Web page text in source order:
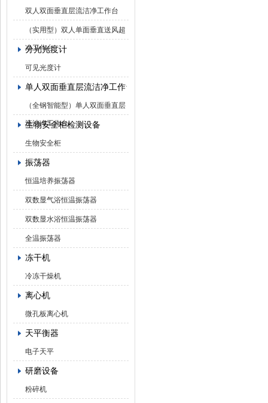
双人双面垂直层流洁净工作台
（实用型）双人单面垂直送风超
净工作台
分光光度计
可见光度计
单人双面垂直层流洁净工作台
（全钢智能型）单人双面垂直层
流洁净工作台
生物安全柜检测设备
生物安全柜
振荡器
恒温培养振荡器
双数显气浴恒温振荡器
双数显水浴恒温振荡器
全温振荡器
冻干机
冷冻干燥机
离心机
微孔板离心机
天平衡器
电子天平
研磨设备
粉碎机